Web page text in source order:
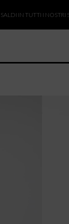
TUTTI I NOSTRI STORE